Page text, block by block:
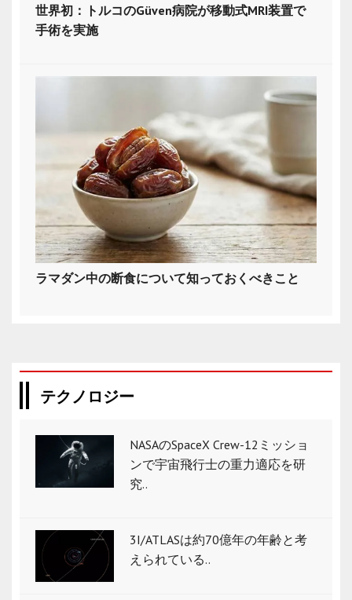
世界初：トルコのGüven病院が移動式MRI装置で
手術を実施
ラマダン中の断食について知っておくべきこと
テクノロジー
NASAのSpaceX Crew-12ミッショ
ンで宇宙飛行士の重力適応を研
究..
3I/ATLASは約70億年の年齢と考
えられている..